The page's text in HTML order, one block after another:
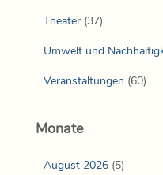
Theater (37)
Umwelt und
Veranstaltungen (60)
Monate
August 2026 (5)